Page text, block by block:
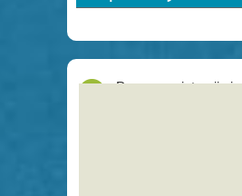
Proces registracije